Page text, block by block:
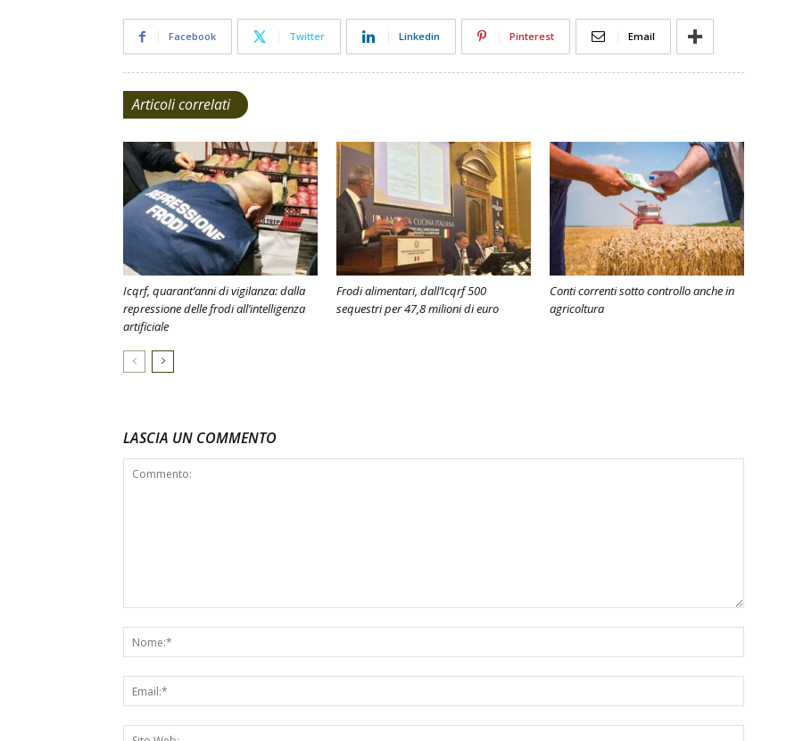
Facebook Twitter Linkedin Pinterest Email
Articoli correlati
Icqrf, quarant’anni di vigilanza: dalla
repressione delle frodi all’intelligenza
artificiale
Frodi alimentari, dall’Icqrf 500
sequestri per 47,8 milioni di euro
Conti correnti sotto controllo anche in
agricoltura
LASCIA UN COMMENTO